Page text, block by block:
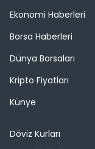
Ekonomi Haberleri
Borsa Haberleri
Dünya Borsaları
Kripto Fiyatları
Künye
Döviz Kurları